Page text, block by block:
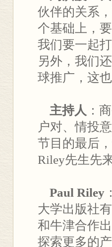
伙伴的关系
个基础上，
我们要一起
另外，我们
球推广，这
主持人 ：
户对、情投
节目的最后
Riley先生先
Paul Riley
大学出版社
和牛津合作
探索更多的